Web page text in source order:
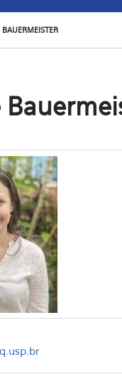
BAUERMEISTER